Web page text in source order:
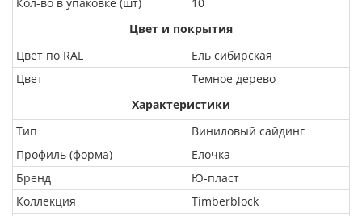
Цвет и покрытия
Цвет по RAL
Ель сибирская
Цвет
Темное дерево
Характеристики
Тип
Виниловый сайдинг
Профиль (форма)
Елочка
Бренд
Ю-пласт
Коллекция
Timberblock